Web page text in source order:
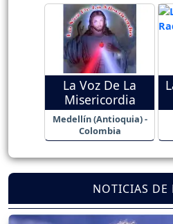
La Voz De La
Misericordia
Medellín (Antioquia) -
Colombia
NOTICIAS DE